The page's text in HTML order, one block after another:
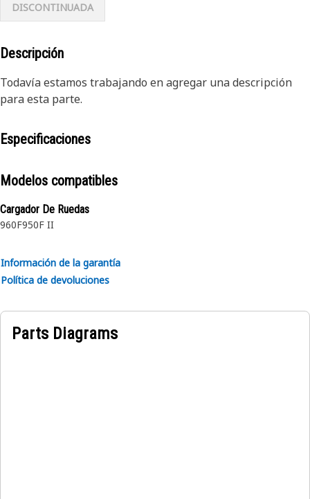
DISCONTINUADA
Descripción
Todavía estamos trabajando en agregar una descripción
para esta parte.
Especificaciones
Modelos compatibles
Cargador De Ruedas
960F950F II
Información de la garantía
Política de devoluciones
Parts Diagrams